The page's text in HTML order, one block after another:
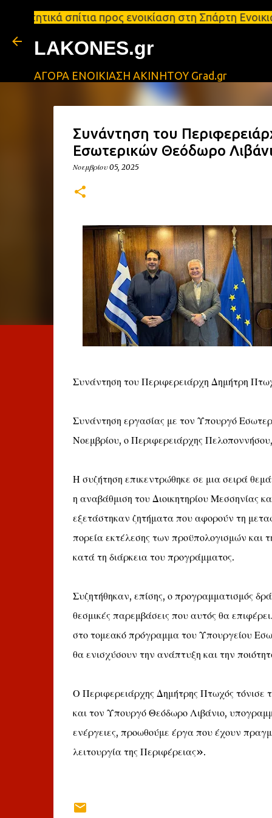
προς ενοικίαση στη Σπάρτη Ενοικιάσεις
LAKONES.gr
ΑΓΟΡΑ ΕΝΟΙΚΙΑΣΗ ΑΚΙΝΗΤΟΥ Grad.gr
Συνάντηση του
Εσωτερικών Θεόδωρο
Νοεμβρίου 05, 2025
Συνάντηση του Περιφερειάρχη Δημήτρη
Συνάντηση εργασίας με τον Υπουργό
Νοεμβρίου, ο Περιφερειάρχης
Η συζήτηση επικεντρώθηκε σε μια σειρά
η αναβάθμιση του Διοικητηρίου Μεσσηνίας
εξετάστηκαν ζητήματα που αφορούν τη
πορεία εκτέλεσης των προϋπολογισμών και
κατά τη διάρκεια του προγράμματος.
Συζητήθηκαν, επίσης, ο προγραμματισμός
θεσμικές παρεμβάσεις που αυτός θα
στο τομεακό πρόγραμμα του Υπουργείου
θα ενισχύσουν την ανάπτυξη και την
Ο Περιφερειάρχης Δημήτρης Πτωχός τόνισε
και τον Υπουργό Θεόδωρο Λιβάνιο,
ενέργειες, προωθούμε έργα που έχουν
λειτουργία της Περιφέρειας».